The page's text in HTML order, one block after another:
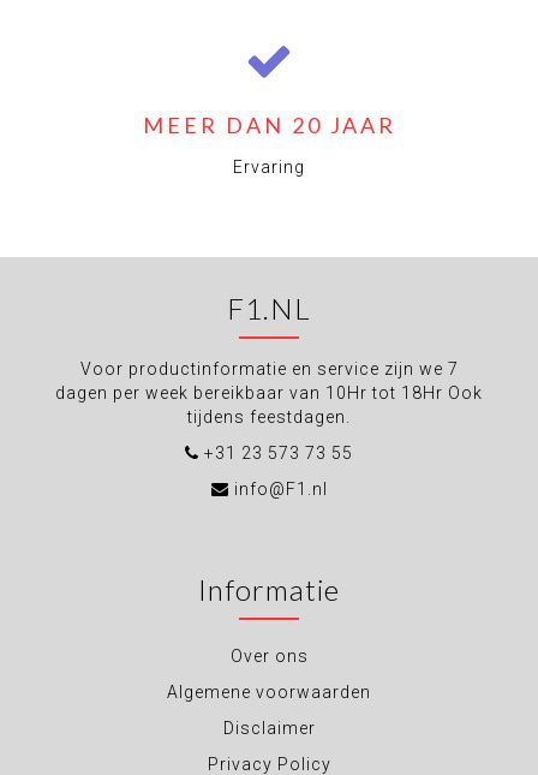
MEER DAN 20 JAAR
Ervaring
F1.NL
Voor productinformatie en service zijn we 7
dagen per week bereikbaar van 10Hr tot 18Hr Ook
tijdens feestdagen.
+31 23 573 73 55
info@F1.nl
Informatie
Over ons
Algemene voorwaarden
Disclaimer
Privacy Policy